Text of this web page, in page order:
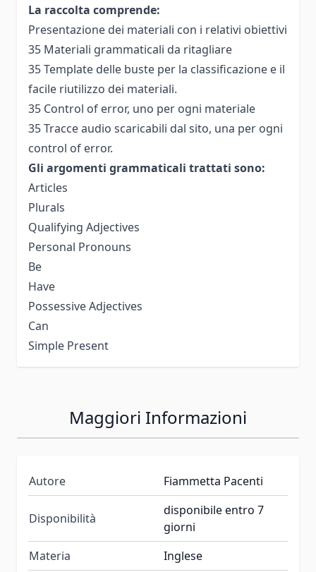
La raccolta comprende:
Presentazione dei materiali con i relativi obiettivi
35 Materiali grammaticali da ritagliare
35 Template delle buste per la classificazione e il
facile riutilizzo dei materiali.
35 Control of error, uno per ogni materiale
35 Tracce audio scaricabili dal sito, una per ogni
control of error.
Gli argomenti grammaticali trattati sono:
Articles
Plurals
Qualifying Adjectives
Personal Pronouns
Be
Have
Possessive Adjectives
Can
Simple Present
Maggiori Informazioni
Autore Fiammetta Pacenti
Disponibilità
disponibile entro 7
giorni
Materia
Inglese